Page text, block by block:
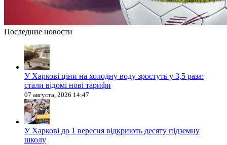
Последние новости
У Харкові ціни на холодну воду зростуть у 3,5 раза:
стали відомі нові тарифи
07 августа, 2026 14:47
У Харкові до 1 вересня відкриють десяту підземну
школу